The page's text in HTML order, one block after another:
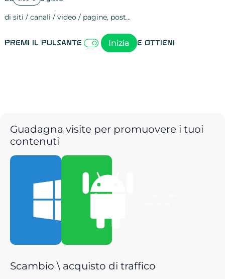
di siti / canali / video / pagine, post…
Premi il pulsante Inizia e ottieni
Guadagna visite per promuovere i tuoi
contenuti
Scarica per
Scambio \ acquisto di traffico